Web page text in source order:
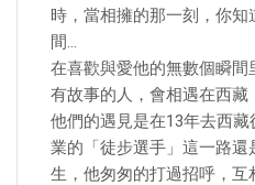
時，當相擁的那一刻，你
間…
在喜歡與愛他的無數個瞬
有故事的人，會相遇在西藏
他們的遇見是在13年去西
業的「徒步選手」這一路
生，他匆匆的打過招呼，